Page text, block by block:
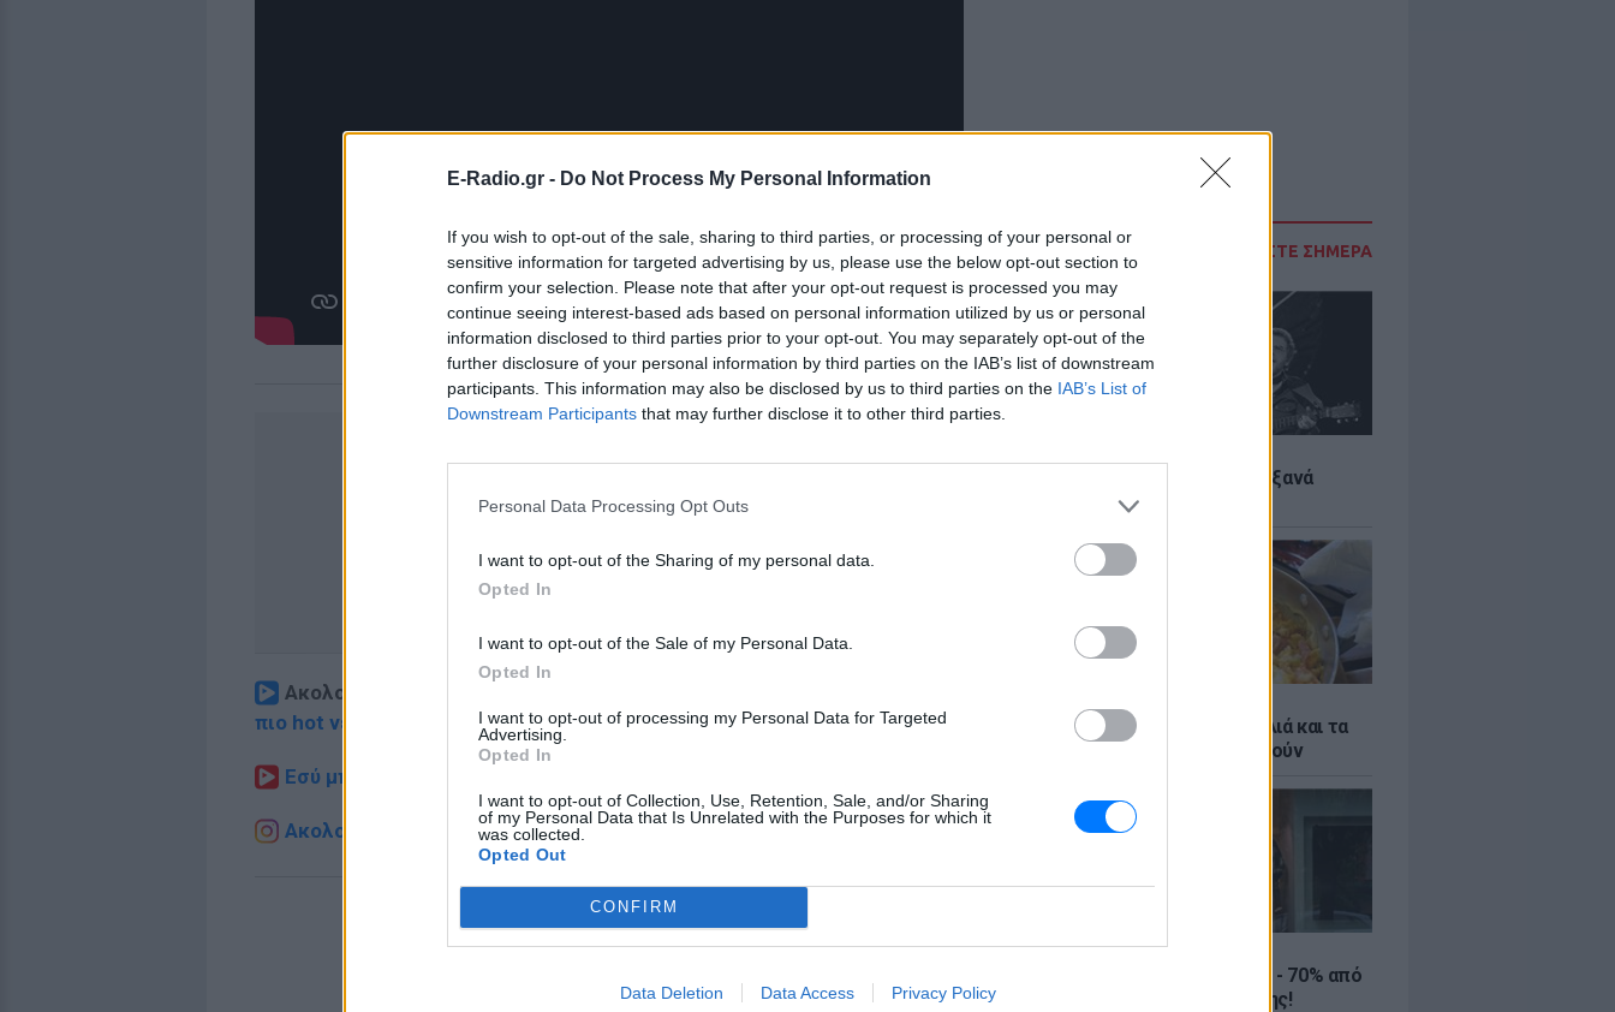
E-Radio.gr - Do Not Process My Personal Information
If you wish to opt-out of the sale, sharing to third parties, or processing of your personal or
sensitive information for targeted advertising by us, please use the below opt-out section to
confirm your selection. Please note that after your opt-out request is processed you may
continue seeing interest-based ads based on personal information utilized by us or personal
information disclosed to third parties prior to your opt-out. You may separately opt-out of the
further disclosure of your personal information by third parties on the IAB’s list of downstream
participants. This information may also be disclosed by us to third parties on the IAB’s List of
Downstream Participants that may further disclose it to other third parties.
Personal Data Processing Opt Outs
I want to opt-out of the Sharing of my personal data.
Opted In
I want to opt-out of the Sale of my Personal Data.
Opted In
I want to opt-out of processing my Personal Data for Targeted
Advertising.
Opted In
I want to opt-out of Collection, Use, Retention, Sale, and/or Sharing
of my Personal Data that Is Unrelated with the Purposes for which it
was collected.
Opted Out
CONFIRM
Data Deletion Data Access Privacy Policy
ΔΙΑΒΑΣΤΕ ΣΗΜΕΡΑ
5 one-hit wonders που έγιναν ξανά
διάσημοι από… ατύχημα
Ελληνικό γιαούρτι: Μία κουταλιά και τα
scrambled eggs θα απογειωθούν
ΚΕΡΔΙΣΤΕ
Καλοκαιρινές εκπτώσεις έως - 70% από
τα μεγαλύτερα eshops ένδυσης!
ΔΙΑΦΗΜΙΣΗ
Ακολουθήστε το E-Radio.gr στο
πιο hot νέα
Εσύ μπήκες στο E-Daily.gr; Τα νέα της ημέρας και ότι σου κάνει κλικ!
Ακολουθήστε το E-Radio.gr και στο Instagram